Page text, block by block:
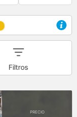
Filtros
PRECIO